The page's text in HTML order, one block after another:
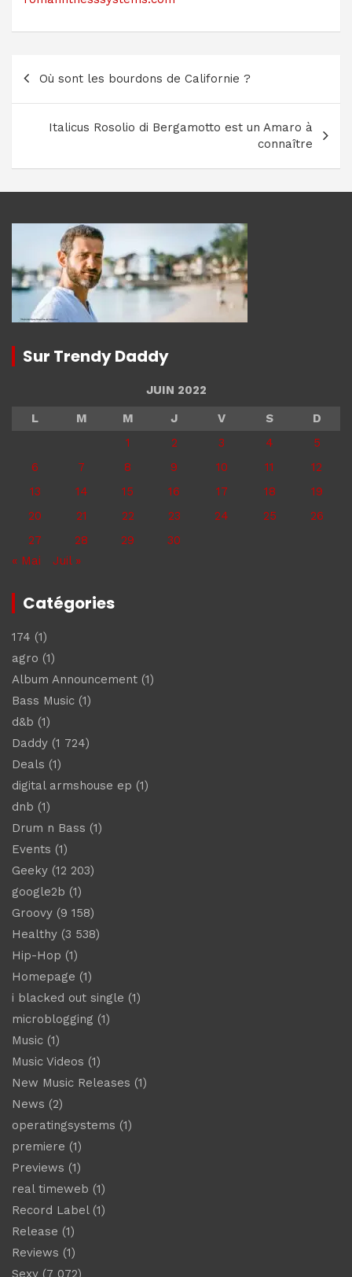
de
l’article
Où sont les bourdons de Californie ?
Italicus Rosolio di Bergamotto est un Amaro à
connaître
Sur Trendy Daddy
JUIN 2022
L
M M J V S
D
1
2 3 4
5
6
7 8 9 10 11
12
13
14 15 16 17 18
19
20
21 22 23 24 25
26
27
28 29
30
« Mai
Juil »
Catégories
174 (1)
agro (1)
Album Announcement (1)
Bass Music (1)
d&b (1)
Daddy (1 724)
Deals (1)
digital armshouse ep (1)
dnb (1)
Drum n Bass (1)
Events (1)
Geeky (12 203)
google2b (1)
Groovy (9 158)
Healthy (3 538)
Hip-Hop (1)
Homepage (1)
i blacked out single (1)
microblogging (1)
Music (1)
Music Videos (1)
New Music Releases (1)
News (2)
operatingsystems (1)
premiere (1)
Previews (1)
real timeweb (1)
Record Label(1)
Release (1)
Reviews (1)
Sexy (7 072)